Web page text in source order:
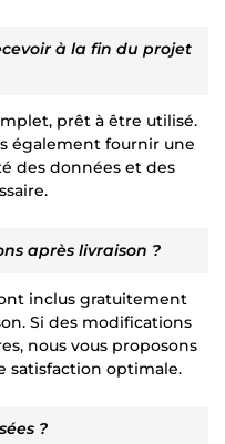
à la fin du projet
prêt à être utilisé.
également fournir une
des données et des
après livraison ?
inclus gratuitement
Si des modifications
nous vous proposons
satisfaction optimale.
?